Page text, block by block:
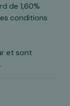
de 1,60%
conditions
et sont